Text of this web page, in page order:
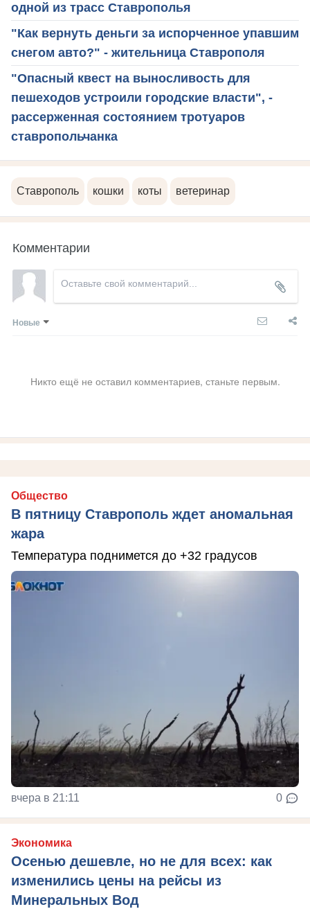
одной из трасс Ставрополья
"Как вернуть деньги за испорченное упавшим
снегом авто?" - жительница Ставрополя
"Опасный квест на выносливость для
пешеходов устроили городские власти", -
рассерженная состоянием тротуаров
ставропольчанка
Ставрополь кошки коты ветеринар
Комментарии
Новые
Никто ещё не оставил комментариев, станьте первым.
Общество
В пятницу Ставрополь ждет аномальная
жара
Температура поднимется до +32 градусов
вчера в 21:11 0
Экономика
Осенью дешевле, но не для всех: как
изменились цены на рейсы из
Минеральных Вод